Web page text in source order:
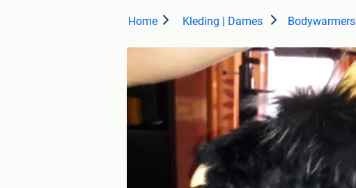
Home Kleding | Dames Bodywarmers